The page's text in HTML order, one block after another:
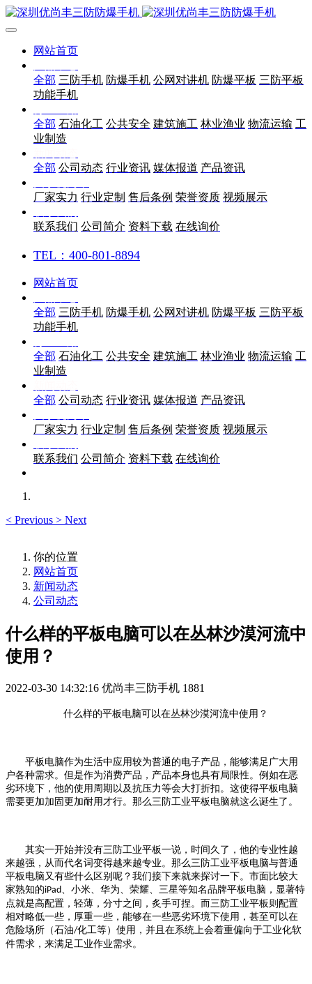
网站首页
全部 三防手机 防爆手机 公网对讲机 防爆平板 三防平板
功能手机
全部 石油化工 公共安全 建筑施工 林业渔业 物流运输 工
业制造
全部 公司动态 行业资讯 媒体报道 产品资讯
厂家实力 行业定制 售后条例 荣誉资质 视频展示
联系我们 公司简介 资料下载 在线询价
TEL：400-801-8894
网站首页
全部 三防手机 防爆手机 公网对讲机 防爆平板 三防平板
功能手机
全部 石油化工 公共安全 建筑施工 林业渔业 物流运输 工
业制造
全部 公司动态 行业资讯 媒体报道 产品资讯
厂家实力 行业定制 售后条例 荣誉资质 视频展示
联系我们 公司简介 资料下载 在线询价
< Previous > Next
你的位置
网站首页
新闻动态
公司动态
什么样的平板电脑可以在丛林沙漠河流中
使用？
2022-03-30 14:32:16 优尚丰三防手机 1881
什么样的平板电脑可以在丛林沙漠河流中使用？
平板电脑作为生活中应用较为普通的电子产品，能够满足广大用
户各种需求。但是作为消费产品，产品本身也具有局限性。例如在恶
劣环境下，他的使用周期以及抗压力等会大打折扣。这使得平板电脑
需要更加加固更加耐用才行。那么三防工业平板电脑就这么诞生了。
其实一开始并没有三防工业平板一说，时间久了，他的专业性越
来越强，从而代名词变得越来越专业。那么三防工业平板电脑与普通
平板电脑又有些什么区别呢？我们接下来就来探讨一下。市面比较大
家熟知的iPad 、小米、华为、荣耀、三星等知名品牌平板电脑，显著特
点就是高配置，轻薄，分寸之间，炙手可捏。而三防工业平板则配置
相对略低一些，厚重一些，能够在一些恶劣环境下使用，甚至可以在
危险场所（石油/化工等）使用，并且在系统上会着重偏向于工业化软
件需求，来满足工业作业需求。